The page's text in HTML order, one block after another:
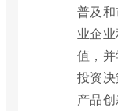
普及
业企
值，
投资决
产品